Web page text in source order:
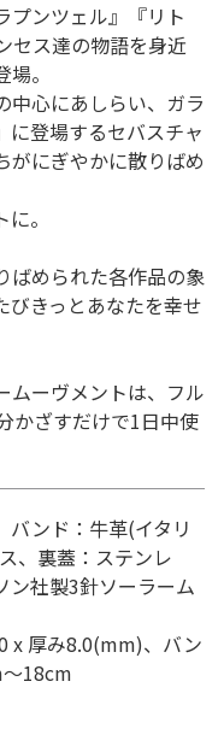
プンツェル』『リト
セス達の物語を身近
。
中心にあしらい、ガラ
に登場するセバスチャ
がにぎやかに散りばめ
。
ばめられた各作品の象
びきっとあなたを幸せ
ムーヴメントは、フル
かざすだけで1日中使
バンド：牛革(イタリ
、裏蓋：ステンレ
ン社製3針ソーラーム
x 厚み8.0(mm)、バン
18cm